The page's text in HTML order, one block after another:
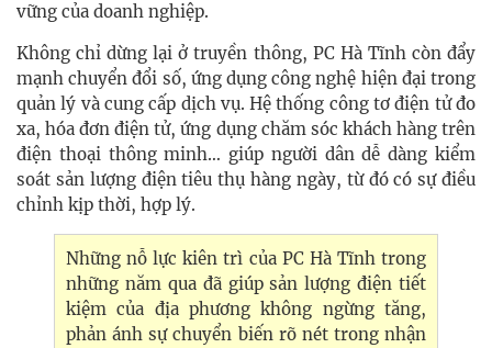
vững của doanh nghiệp.
Không chỉ dừng lại ở truyền thông, PC Hà Tĩnh còn đẩy
mạnh chuyển đổi số, ứng dụng công nghệ hiện đại trong
quản lý và cung cấp dịch vụ. Hệ thống công tơ điện tử đo
xa, hóa đơn điện tử, ứng dụng chăm sóc khách hàng trên
điện thoại thông minh… giúp người dân dễ dàng kiểm
soát sản lượng điện tiêu thụ hàng ngày, từ đó có sự điều
chỉnh kịp thời, hợp lý.
Những nỗ lực kiên trì của PC Hà Tĩnh trong
những năm qua đã giúp sản lượng điện tiết
kiệm của địa phương không ngừng tăng,
phản ánh sự chuyển biến rõ nét trong nhận